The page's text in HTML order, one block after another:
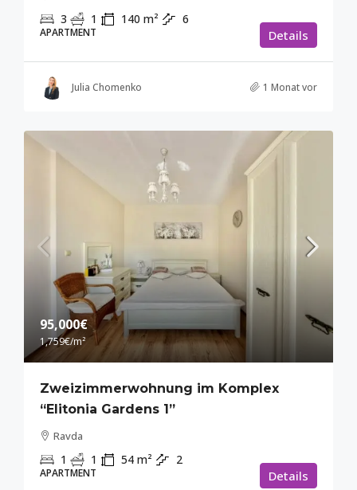
3 1 140 m² 6
APARTMENT Details
Julia Chomenko 1 Monat vor
95,000€
1,759€/m²
Zweizimmerwohnung im Komplex
“Elitonia Gardens 1”
Ravda
1 1 54 m² 2
APARTMENT Details